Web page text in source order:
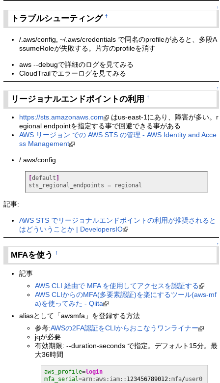
↑
トラブルシューティング†
/.aws/config, ~/.aws/credentials で同名のprofileがあると、多段A
ssumeRoleが失敗する。片方のprofileを消す
aws --debugで詳細のログを見てみる
CloudTrailでエラーログを見てみる
↑
リージョナルエンドポイントの利用†
https://sts.amazonaws.com
はus-east-1にあり、障害が多い。r
egional endpointを指定する事で回避できる事がある
AWS リージョン での AWS STS の管理 - AWS Identity and Acce
ss Management
/.aws/config
default
sts_regional_endpoints = regional
記事:
AWS STS でリージョナルエンドポイントの利用が推奨されると
はどういうことか | DevelopersIO
↑
MFAを使う†
記事
AWS CLI 経由で MFA を使用してアクセスを認証する
AWS CLIからのMFA(多要素認証)を楽にするツール(aws-mf
a)を使ってみた - Qiita
aliasとして「awsmfa」を登録する方法
参考:AWSの2FA認証をCLIからおこなうワンライナー
jqが必要
有効期限: --duration-seconds で指定。デフォルト15分。最
大36時間
aws_profile=login
mfa_serial=arn:aws:iam:: 123456789012:mfa/user0